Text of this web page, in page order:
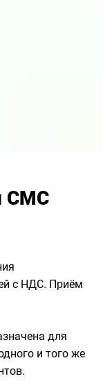
СМС
с НДС. Приём
для
и того же